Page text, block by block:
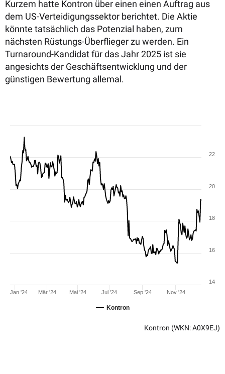
Kurzem hatte Kontron über einen einen Auftrag aus
dem US-Verteidigungssektor berichtet. Die Aktie
könnte tatsächlich das Potenzial haben, zum
nächsten Rüstungs-Überflieger zu werden. Ein
Turnaround-Kandidat für das Jahr 2025 ist sie
angesichts der Geschäftsentwicklung und der
günstigen Bewertung allemal.
Kontron
Jan '24 Mär '24 Mai '24 Jul '24 Sep '24 Nov '24
14
16
18
20
22
Kontron (WKN: A0X9EJ)